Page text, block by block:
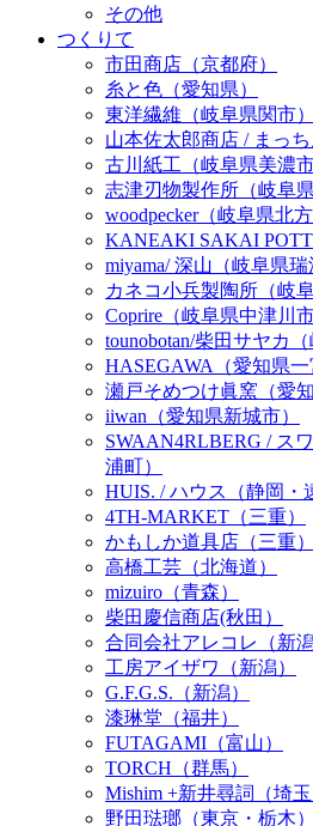
その他
つくりて
市田商店（京都府）
糸と色（愛知県）
東洋繊維（岐阜県関市）
山本佐太郎商店 / まっち
古川紙工（岐阜県美濃市
志津刃物製作所（岐阜県
woodpecker（岐阜県北方
KANEAKI SAKAI
miyama/ 深山（岐阜県瑞
カネコ小兵製陶所（岐
Coprire（岐阜県中津川市
tounobotan/柴田サヤカ（
HASEGAWA（愛知県一
瀬戸そめつけ眞窯（愛
iiwan（愛知県新城市）
SWAAN4RLBERG / ス
浦町）
HUIS. / ハウス（静岡・
4TH-MARKET（三重）
かもしか道具店（三重）
高橋工芸（北海道）
mizuiro（青森）
柴田慶信商店(秋田）
合同会社アレコレ（新潟
工房アイザワ（新潟）
G.F.G.S.（新潟）
漆琳堂（福井）
FUTAGAMI（富山）
TORCH（群馬）
Mishim +新井尋詞（埼玉
野田琺瑯（東京・栃木）